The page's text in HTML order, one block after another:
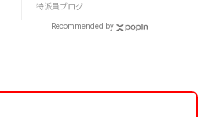
特派員ブログ
Recommended by